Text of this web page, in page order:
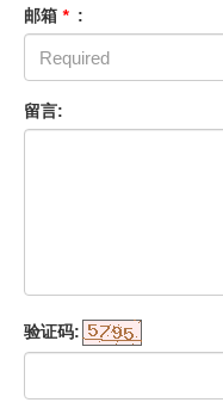
邮箱 * :
留言:
验证码: